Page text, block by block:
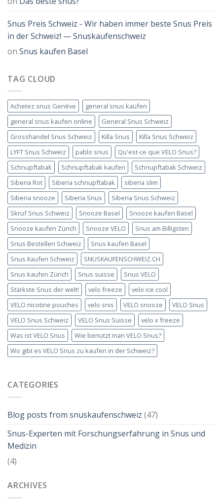
Snus Preis Schweiz - Wir haben immer beste Snus Preis
in der Schweiz! — Snuskaufenschweiz
on Snus kaufen Basel
TAG CLOUD
Achetez snus Genève
general snus kaufen
general snus kaufen online
General Snus Schweiz
Grosshandel Snus Schweiz
Killa Snus
Killa Snus Schweiz
LYFT Snus Schweiz
pablo snus
Qu'est-ce que VELO Snus?
Schnupftabak
Schnupftabak kaufen
Schnupftabak Schweiz
Siberia Rot
Siberia schnupftabak
siberia slim
Siberia snooze
Siberia Snus
Siberia Snus Schweiz
Skruf Snus Schweiz
Snooze Basel
Snooze kaufen Basel
Snooze kaufen Zürich
Snooze VELO
Snus am Billigsten
Snus Bestellen Schweiz
Snus kaufen Basel
Snus Kaufen Schweiz
SNUSKAUFENSCHWEIZ.CH
Snus kaufen Zürich
Snus suisse
Snus VELO
Stärkste Snus der welt!
velo freeze
velo ice cool
VELO nicotine pouches
velo snis VELO snooze
VELO Snus
VELO Snus Schweiz
VELO Snus Suisse
velo x freeze
Was ist VELO Snus
Wie benutzt man VELO Snus?
Wo gibt es VELO Snus zu kaufen in der Schweiz?
CATEGORIES
Blog posts from snuskaufenschweiz (47)
Snus-Experten mit Forschungserfahrung in Snus und
Medizin
(4)
ARCHIVES